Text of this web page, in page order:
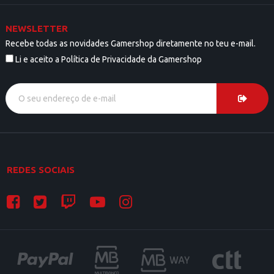
NEWSLETTER
Recebe todas as novidades Gamershop diretamente no teu e-mail.
Li e aceito a Política de Privacidade da Gamershop
REDES SOCIAIS